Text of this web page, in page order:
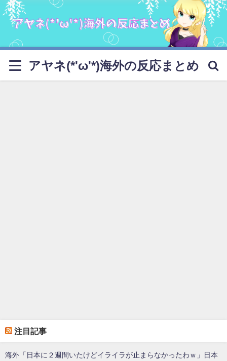
アヤネ(*'ω'*)海外の反応まとめ
注目記事
海外「日本に２週間いたけどイライラが止まらなかったわｗ」日本